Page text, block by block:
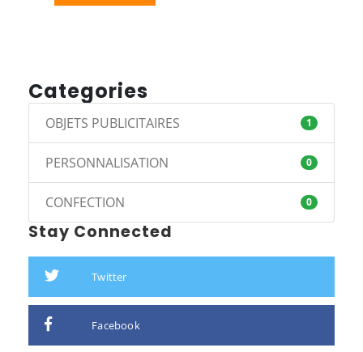
Categories
OBJETS PUBLICITAIRES 1
PERSONNALISATION 0
CONFECTION 0
Stay Connected
Twitter
Facebook